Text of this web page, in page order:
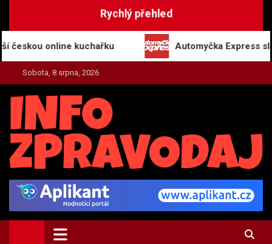
Rychlý přehled
online kuchařku Automyčka Express slaví 20
Sobota, 8 srpna, 2026
INFO-ZPRAVODAJ.CZ
Zpravodajství | Press | Tiskové zprávy